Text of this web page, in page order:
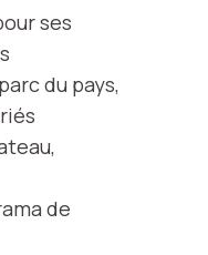
ses
du pays,
de